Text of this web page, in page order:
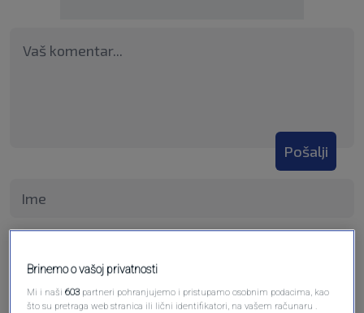
Pošalji
Brinemo o vašoj privatnosti
Mi i naši603 partneri pohranjujemo i pristupamo osobnim podacima, kao
što su pretraga web stranica ili lični identifikatori, na vašem računaru .